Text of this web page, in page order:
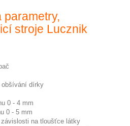
parametry,
stroje Lucznik
obšívání dírky
0 - 4 mm
0 - 5 mm
na tloušťce látky